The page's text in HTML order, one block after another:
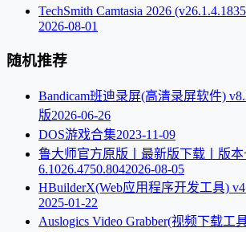
TechSmith Camtasia 2026
2026-08-01
随机推荐
Bandicam班迪录屏(高清录屏软件)
版2026-06-26
DOS游戏合集2023-11-09
鲁大师官方原版丨最新版下载丨版本
6.1026.4750.8042026-08-05
HBuilderX(Web应用程序开发工具)
2025-01-22
Auslogics Video Grabber(视频下载工